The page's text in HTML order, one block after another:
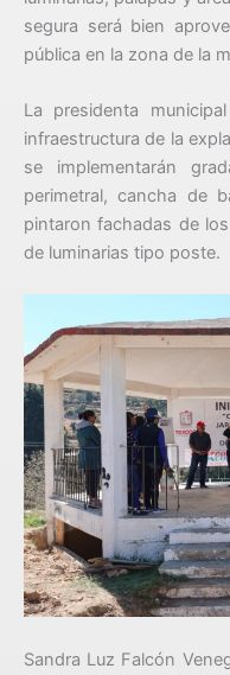
segura será bien
pública en la zona de la
La presidenta
infraestructura de la
se implementarán
perimetral, cancha de
pintaron fachadas de
de luminarias tipo poste.
Sandra Luz Falcón